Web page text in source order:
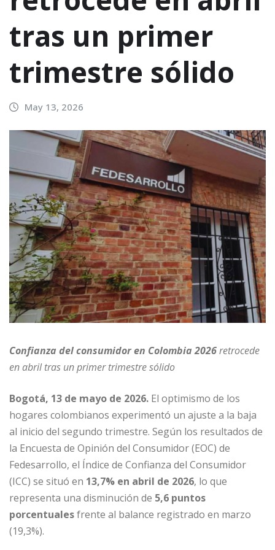
tras un primer
trimestre sólido
May 13, 2026
Confianza del consumidor en Colombia 2026retrocede
en abril tras un primer trimestre sólido
Bogotá, 13 de mayo de 2026. El optimismo de los
hogares colombianos experimentó un ajuste a la baja
al inicio del segundo trimestre. Según los resultados de
la Encuesta de Opinión del Consumidor (EOC) de
Fedesarrollo, el Índice de Confianza del Consumidor
(ICC) se situó en 13,7% en abril de 2026, lo que
representa una disminución de 5,6 puntos
porcentualesfrente al balance registrado en marzo
(19,3%).